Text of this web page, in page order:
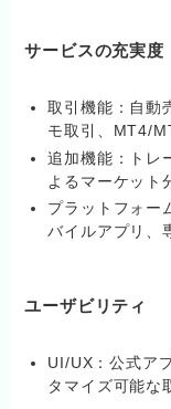
サービスの充実度
取引機能：自動
モ取引、MT4/
追加機能：トレ
よるマーケット
プラットフォー
バイルアプリ、
ユーザビリティ
UI/UX：公式ア
タマイズ可能な